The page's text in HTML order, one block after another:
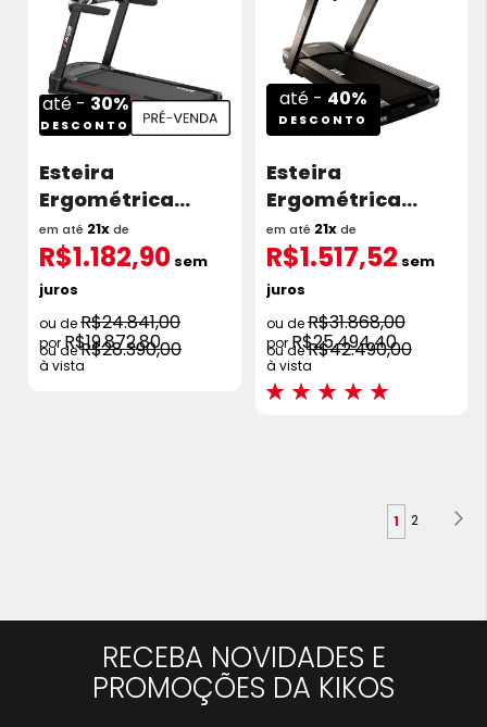
até - 30%
DESCONTO
Esteira
Ergométrica
Kikos KX8500i 4.0
HP 22km/h
R$24.841,00
R$28.390,00
R$19.872,80
à vista
em até 21xde
R$1.182,90 sem
juros
até - 40%
DESCONTO
Esteira
Ergométrica
Kikos KX8600 7.0
HP 20km/h
Avaliações:
R$31.868,00
R$42.490,00
R$25.494,40
à vista
em até 21xde
R$1.517,52 sem
juros
Você
a
1 Página
2
RECEBA NOVIDADES E
PROMOÇÕES DA KIKOS